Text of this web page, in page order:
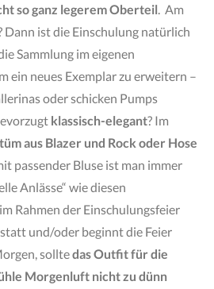
so ganz legerem Oberteil. Am
Dann ist die Einschulung natürlich
Sammlung im eigenen
ein neues Exemplar zu erweitern –
oder schicken Pumps
klassisch-elegant? Im
aus Blazer und Rock oder Hose
passender Bluse ist man immer
Anlässe“ wie diesen
Rahmen der Einschulungsfeier
und/oder beginnt die Feier
solltedas Outfit für die
Morgenluft nicht zu dünn